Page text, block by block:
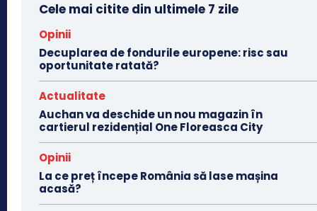
Cele mai citite din ultimele 7 zile
Opinii
Decuplarea de fondurile europene: risc sau
oportunitate ratată?
Actualitate
Auchan va deschide un nou magazin în
cartierul rezidențial One Floreasca City
Opinii
La ce preț începe România să lase mașina
acasă?